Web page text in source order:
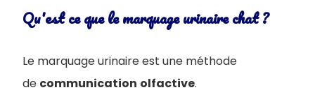
Qu'est ce que le marquage urinaire chat ?
Le marquage urinaire est une méthode
de communication olfactive.